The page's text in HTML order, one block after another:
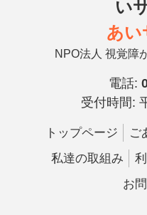
あい
NPO法人 視覚障
電話:
受付時間:
トップページ ご
私達の取組み
お